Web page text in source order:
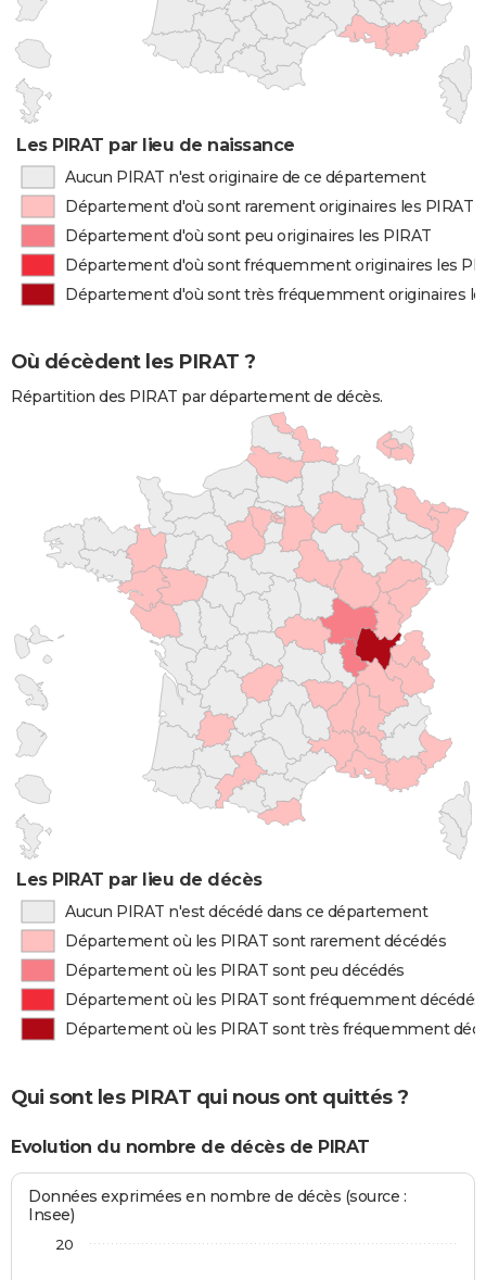
Les PIRAT par lieu de naissance
Aucun PIRAT n'est originaire de ce département
Département d'où sont rarement originaires les PIRAT
Département d'où sont peu originaires les PIRAT
Département d'où sont fréquemment originaires les
Département d'où sont très fréquemment originaires
Où décèdent les PIRAT ?
Répartition des PIRAT par département de décès.
Les PIRAT par lieu de décès
Aucun PIRAT n'est décédé dans ce département
Département où les PIRAT sont rarement décédés
Département où les PIRAT sont peu décédés
Département où les PIRAT sont fréquemment décédés
Département où les PIRAT sont très fréquemment
Qui sont les PIRAT qui nous ont quittés ?
Evolution du nombre de décès de PIRAT
Données exprimées en nombre de décès (source :
Insee)
20